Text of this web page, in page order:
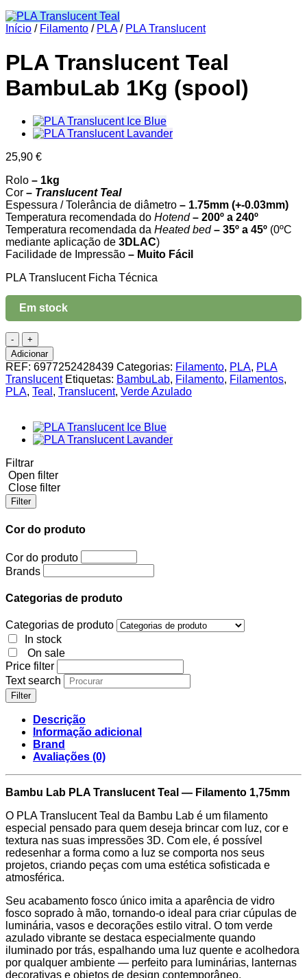
Início / Filamento / PLA / PLA Translucent
PLA Translucent Teal
BambuLab 1Kg (spool)
25,90 €
Rolo – 1kg
Cor – Translucent Teal
Espessura / Tolerância de diâmetro – 1.75mm (+-0.03mm)
Temperatura recomendada do Hotend– 200º a 240º
Temperatura recomendada da Heated bed – 35º a 45º (0ºC
mediante aplicação de 3DLAC)
Facilidade de Impressão – Muito Fácil
PLA Translucent Ficha Técnica
Em stock
Quantidade
de
PLA
Translucent
Teal
BambuLab
(spool)
Adicionar
REF: 6977252428439 Categorias: Filamento, PLA, PLA
Translucent Etiquetas: BambuLab, Filamento, Filamentos,
PLA, Teal , Translucent, Verde Azulado
Filtrar
Open filter
Close filter
Filter
Cor do produto
Cor do produto
Brands
Categorias de produto
Categorias de produto
In stock
On sale
Price filter
Text search
Filter
Descrição
Informação adicional
Brand
Avaliações (0)
Bambu Lab PLA Translucent Teal — Filamento 1,75mm
O PLA Translucent Teal da Bambu Lab é um filamento
especial pensado para quem deseja brincar com luz, cor e
textura nas suas impressões 3D. Com ele, é possível
redesenhar a forma como a luz se comporta nos seus
projetos, criando peças com uma estética sofisticada e
atmosférica.
Seu acabamento fosco único imita a aparência de vidro
fosco soprado à mão, tornando-o ideal para criar cúpulas de
luminária, vasos e decorações estilo vitral. O tom verde
azulado vibrante se destaca especialmente quando
iluminado por trás, espalhando uma luz quente e acolhedora
por qualquer ambiente — perfeito para luminárias, lanternas
decorativas e objetos de design contemporâneo.